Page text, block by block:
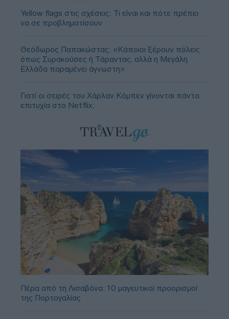
Yellow flags στις σχέσεις: Τι είναι και πότε πρέπει
να σε προβληματίσουν
Θεόδωρος Παπακώστας: «Κάποιοι ξέρουν πόλεις
όπως Συρακούσες ή Τάραντας, αλλά η Μεγάλη
Ελλάδα παραμένει άγνωστη»
Γιατί οι σειρές του Χάρλαν Κόμπεν γίνονται πάντα
επιτυχία στο Netflix;
Πέρα από τη Λισαβόνα: 10 μαγευτικοί προορισμοί
της Πορτογαλίας